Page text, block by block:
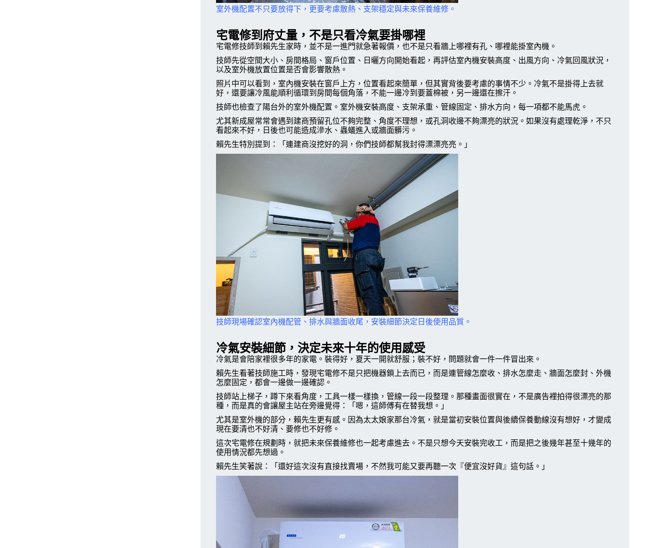
室外機配置不只要放得下，更要考慮散熱、支架穩定與未來保養維修。
宅電修到府丈量，不是只看冷氣要掛哪裡
宅電修技師到賴先生家時，並不是一進門就急著報價，也不是只看牆上哪裡有孔、哪裡能掛室內機。
技師先從空間大小、房間格局、窗戶位置、日曬方向開始看起，再評估室內機安裝高度、出風方向、冷氣回風狀況，
以及室外機放置位置是否會影響散熱。
照片中可以看到，室內機安裝在窗戶上方，位置看起來簡單，但其實背後要考慮的事情不少。冷氣不是掛得上去就
好，還要讓冷風能順利循環到房間每個角落，不能一邊冷到要蓋棉被，另一邊還在擦汗。
技師也檢查了陽台外的室外機配置。室外機安裝高度、支架承重、管線固定、排水方向，每一項都不能馬虎。
尤其新成屋常常會遇到建商預留孔位不夠完整、角度不理想，或孔洞收邊不夠漂亮的狀況。如果沒有處理乾淨，不只
看起來不好，日後也可能造成滲水、蟲蟻進入或牆面髒污。
賴先生特別提到：「連建商沒挖好的洞，你們技師都幫我封得漂漂亮亮。」
技師現場確認室內機配管、排水與牆面收尾，安裝細節決定日後使用品質。
冷氣安裝細節，決定未來十年的使用感受
冷氣是會陪家裡很多年的家電。裝得好，夏天一開就舒服；裝不好，問題就會一件一件冒出來。
賴先生看著技師施工時，發現宅電修不是只把機器鎖上去而已，而是連管線怎麼收、排水怎麼走、牆面怎麼封、外機
怎麼固定，都會一邊做一邊確認。
技師站上梯子，蹲下來看角度，工具一樣一樣換，管線一段一段整理。那種畫面很實在，不是廣告裡拍得很漂亮的那
種，而是真的會讓屋主站在旁邊覺得：「嗯，這師傅有在替我想。」
尤其是室外機的部分，賴先生更有感。因為太太娘家那台冷氣，就是當初安裝位置與後續保養動線沒有想好，才變成
現在要清也不好清、要修也不好修。
這次宅電修在規劃時，就把未來保養維修也一起考慮進去。不是只想今天安裝完收工，而是把之後幾年甚至十幾年的
使用情況都先想過。
賴先生笑著說：「還好這次沒有直接找賣場，不然我可能又要再聽一次『便宜沒好貨』這句話。」